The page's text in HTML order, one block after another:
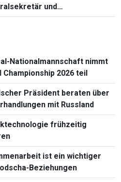
und
Nationalmannschaft nimmt
2026 teil
Präsident beraten über
mit Russland
frühzeitig
ist ein wichtiger
Beziehungen